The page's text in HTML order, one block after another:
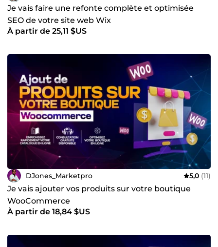
Je vais faire une refonte complète et optimisée
SEO de votre site web Wix
À partir de 25,11 $US
DJones_Marketpro 5,0 (11)
Je vais ajouter vos produits sur votre boutique
WooCommerce
À partir de 18,84 $US